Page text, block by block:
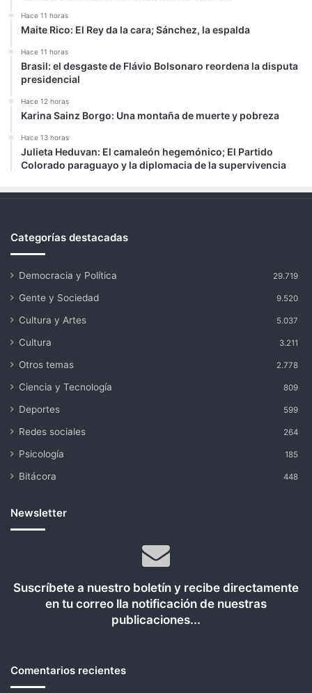
Hace 11 horas
Maite Rico: El Rey da la cara; Sánchez, la espalda
Hace 11 horas
Brasil: el desgaste de Flávio Bolsonaro reordena la disputa
presidencial
Hace 12 horas
Karina Sainz Borgo: Una montaña de muerte y pobreza
Hace 13 horas
Julieta Heduvan: El camaleón hegemónico; El Partido
Colorado paraguayo y la diplomacia de la supervivencia
Categorías destacadas
Democracia y Política 29.719
Gente y Sociedad 9.520
Cultura y Artes 5.037
Cultura 3.211
Otros temas 2.778
Ciencia y Tecnología 809
Deportes 599
Redes sociales 264
Psicología 185
Bitácora 448
Newsletter
Suscríbete a nuestro boletín y recibe directamente
en tu correo lla notificación de nuestras
publicaciones...
Comentarios recientes